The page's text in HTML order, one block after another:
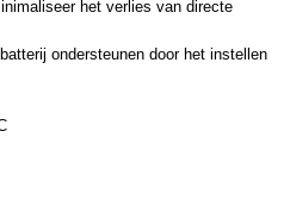
het verlies van directe
ondersteunen door het instellen